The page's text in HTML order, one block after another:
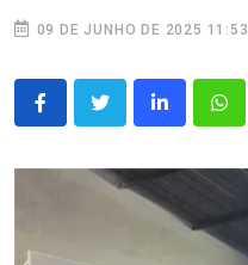
09 DE JUNHO DE 2025 11:53